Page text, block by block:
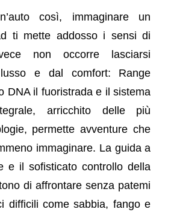
così, immaginare un
ti mette addosso i sensi di
non occorre lasciarsi
e dal comfort: Range
DNA il fuoristrada e il sistema
arricchito delle più
permette avventure che
immaginare. La guida a
e il sofisticato controllo della
di affrontare senza patemi
difficili come sabbia, fango e